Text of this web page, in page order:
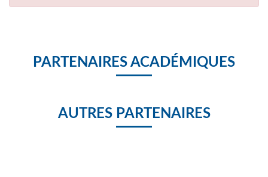
PARTENAIRES ACADÉMIQUES
AUTRES PARTENAIRES